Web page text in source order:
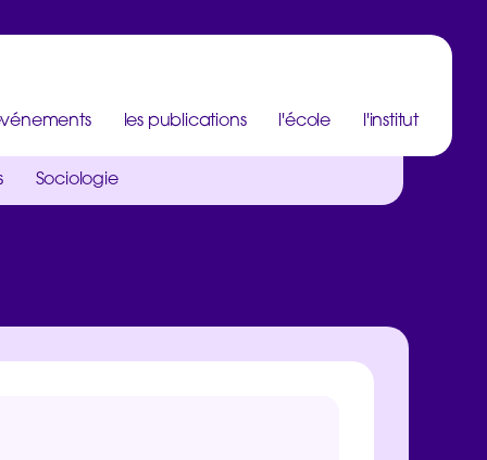
l'institut
l'école
les publications
Sociologie